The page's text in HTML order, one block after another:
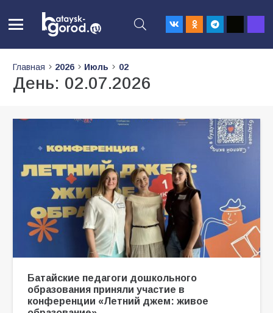
Главная 2026 Июль 02
День: 02.07.2026
Батайские педагоги дошкольного
образования приняли участие в
конференции «Летний джем: живое